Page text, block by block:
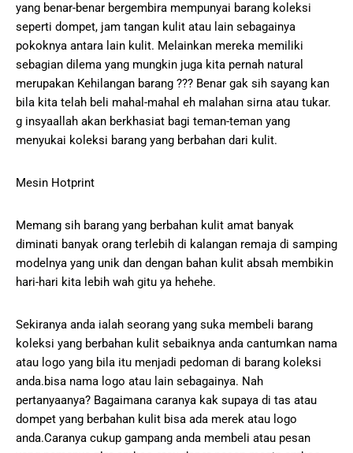
yang benar-benar bergembira mempunyai barang koleksi
seperti dompet, jam tangan kulit atau lain sebagainya
pokoknya antara lain kulit. Melainkan mereka memiliki
sebagian dilema yang mungkin juga kita pernah natural
merupakan Kehilangan barang ??? Benar gak sih sayang kan
bila kita telah beli mahal-mahal eh malahan sirna atau tukar.
g insyaallah akan berkhasiat bagi teman-teman yang
menyukai koleksi barang yang berbahan dari kulit.
Mesin Hotprint
Memang sih barang yang berbahan kulit amat banyak
diminati banyak orang terlebih di kalangan remaja di samping
modelnya yang unik dan dengan bahan kulit absah membikin
hari-hari kita lebih wah gitu ya hehehe.
Sekiranya anda ialah seorang yang suka membeli barang
koleksi yang berbahan kulit sebaiknya anda cantumkan nama
atau logo yang bila itu menjadi pedoman di barang koleksi
anda.bisa nama logo atau lain sebagainya. Nah
pertanyaanya? Bagaimana caranya kak supaya di tas atau
dompet yang berbahan kulit bisa ada merek atau logo
anda.Caranya cukup gampang anda membeli atau pesan